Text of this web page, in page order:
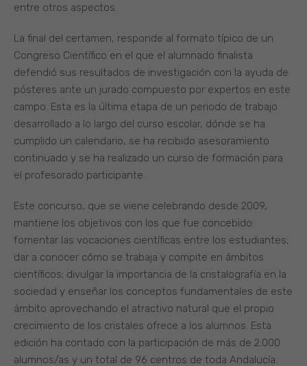
entre otros aspectos.
La final del certamen, responde al formato típico de un
Congreso Científico en el que el alumnado finalista
defendió sus resultados de investigación con la ayuda de
pósteres ante un jurado compuesto por expertos en este
campo. Esta es la última etapa de un periodo de trabajo
desarrollado a lo largo del curso escolar, dónde se ha
cumplido un calendario, se ha recibido asesoramiento
continuado y se ha realizado un curso de formación para
el profesorado participante.
Este concurso, que se viene celebrando desde 2009,
mantiene los objetivos con los que fue concebido:
fomentar las vocaciones científicas entre los estudiantes;
dar a conocer cómo se trabaja y compite en ámbitos
científicos; divulgar la importancia de la cristalografía en la
sociedad y enseñar los conceptos fundamentales de este
ámbito aprovechando el atractivo natural que el propio
crecimiento de los cristales ofrece a los alumnos. Esta
edición ha contado con la participación de más de 2.000
alumnos/as y un total de 96 centros de toda Andalucía.